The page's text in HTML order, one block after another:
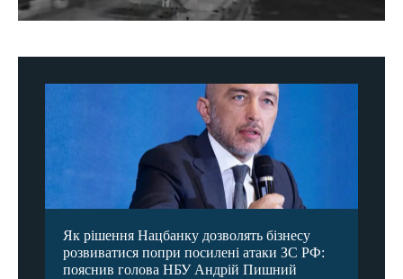
Як рішення Нацбанку дозволять бізнесу
розвиватися попри посилені атаки ЗС РФ:
пояснив голова НБУ Андрій Пишний